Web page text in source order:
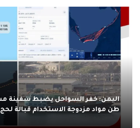
طن مواد مزدوجة الاستخدام قبالة لحج